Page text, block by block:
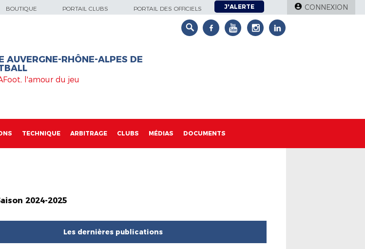
BOUTIQUE PORTAIL CLUBS PORTAIL DES OFFICIELS J'ALERTE CONNEXION
AUVERGNE-RHÔNE-ALPES DE
l'amour du jeu
TECHNIQUE ARBITRAGE CLUBS MÉDIAS DOCUMENTS
2024-2025
Les dernières publications